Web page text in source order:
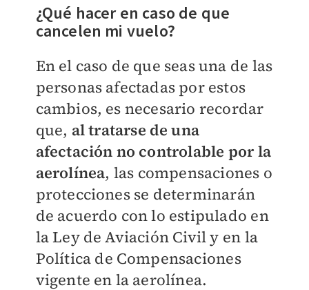
¿Qué hacer en caso de que
cancelen mi vuelo?
En el caso de que seas una de las
personas afectadas por estos
cambios, es necesario recordar
que, al tratarse de una
afectación no controlable por la
aerolínea, las compensaciones o
protecciones se determinarán
de acuerdo con lo estipulado en
la Ley de Aviación Civil y en la
Política de Compensaciones
vigente en la aerolínea.